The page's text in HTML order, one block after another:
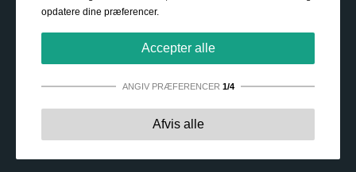
opdatere dine præferencer.
Accepter alle
ANGIV PRÆFERENCER 1/4
Disse cookies er essentielle for at
Afvis alle